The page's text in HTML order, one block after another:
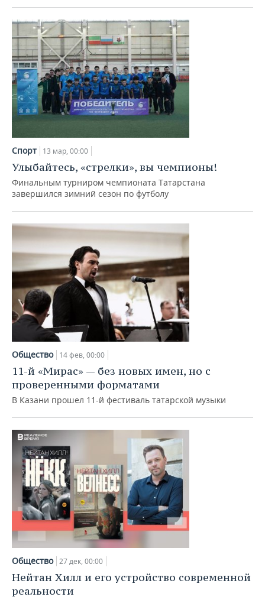
Спорт 13 мар, 00:00
Улыбайтесь, «стрелки», вы чемпионы!
Финальным турниром чемпионата Татарстана
завершился зимний сезон по футболу
Общество 14 фев, 00:00
11-й «Мирас» — без новых имен, но с
проверенными форматами
В Казани прошел 11-й фестиваль татарской музыки
Общество 27 дек, 00:00
Нейтан Хилл и его устройство современной
реальности